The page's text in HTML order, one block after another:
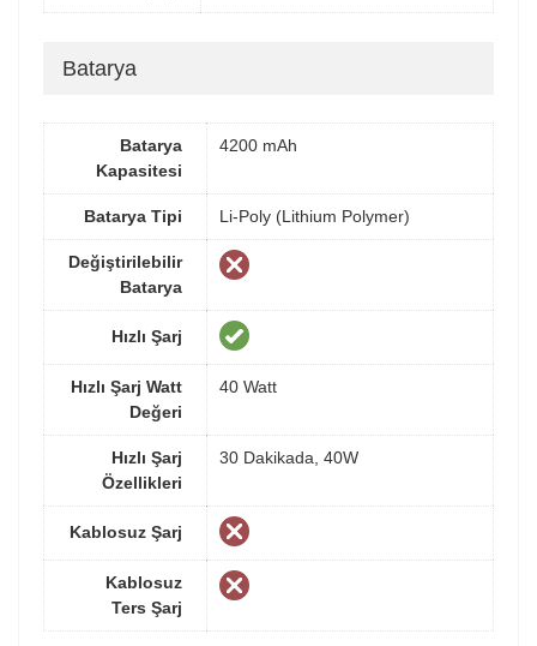
Batarya
Batarya
Kapasitesi
4200 mAh
Batarya Tipi Li-Poly (Lithium Polymer)
Değiştirilebilir
Batarya
Hızlı Şarj
Hızlı Şarj Watt
Değeri
40 Watt
Hızlı Şarj
Özellikleri
30 Dakikada, 40W
Kablosuz Şarj
Kablosuz
Ters Şarj